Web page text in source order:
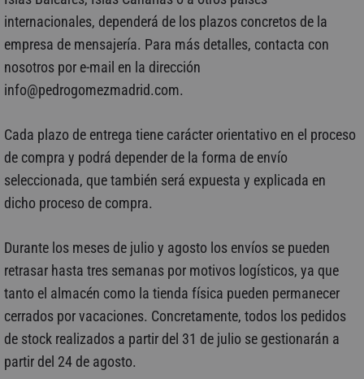
internacionales, dependerá de los plazos concretos de la
empresa de mensajería. Para más detalles, contacta con
nosotros por e-mail en la dirección
info@pedrogomezmadrid.com.
Cada plazo de entrega tiene carácter orientativo en el proceso
de compra y podrá depender de la forma de envío
seleccionada, que también será expuesta y explicada en
dicho proceso de compra.
Durante los meses de julio y agosto los envíos se pueden
retrasar hasta tres semanas por motivos logísticos, ya que
tanto el almacén como la tienda física pueden permanecer
cerrados por vacaciones. Concretamente, todos los pedidos
de stock realizados a partir del 31 de julio se gestionarán a
partir del 24 de agosto.